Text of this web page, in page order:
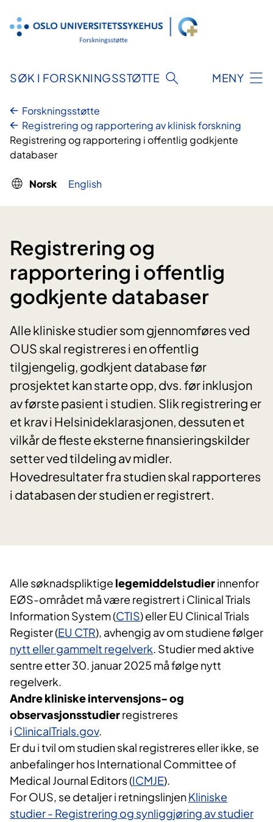
innhold
SØK I FORSKNINGSSTØTTE MENY
Forskningsstøtte
Registrering og rapportering av klinisk forskning
Registrering og rapportering i offentlig godkjente
databaser
Norsk English
Registrering og
rapportering i offentlig
godkjente databaser
Alle kliniske studier som gjennomføres ved
OUS skal registreres i en offentlig
tilgjengelig, godkjent database før
prosjektet kan starte opp, dvs. før inklusjon
av første pasient i studien. Slik registrering er
et krav i Helsinideklarasjonen, dessuten et
vilkår de fleste eksterne finansieringskilder
setter ved tildeling av midler.
Hovedresultater fra studien skal rapporteres
i databasen der studien er registrert.
Alle søknadspliktige legemiddelstudierinnenfor
EØS-området må være registrert i Clinical Trials
Information System (CTIS) eller EU Clinical Trials
Register (EU CTR), avhengig av om studiene følger
nytt eller gammelt regelverk. Studier med aktive
sentre etter 30. januar 2025 må følge nytt
regelverk.
Andre kliniske intervensjons- og
observasjonsstudierregistreres
i ClinicalTrials.gov.
Er du i tvil om studien skal registreres eller ikke, se
anbefalinger hos International Committee of
Medical Journal Editors (ICMJE).
For OUS, se detaljer i retningslinjenKliniske
studier - Registrering og synliggjøring av studier